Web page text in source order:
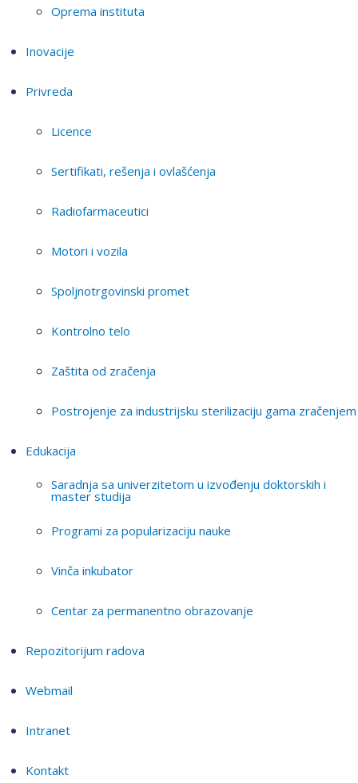
Oprema instituta
Inovacije
Privreda
Licence
Sertifikati, rešenja i ovlašćenja
Radiofarmaceutici
Motori i vozila
Spoljnotrgovinski promet
Kontrolno telo
Zaštita od zračenja
Postrojenje za industrijsku sterilizaciju gama zračenjem
Edukacija
Saradnja sa univerzitetom u izvođenju doktorskih i
master studija
Programi za popularizaciju nauke
Vinča inkubator
Centar za permanentno obrazovanje
Repozitorijum radova
Webmail
Intranet
Kontakt